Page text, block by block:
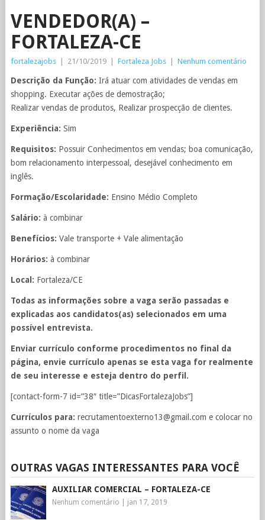
VENDEDOR(A) –
FORTALEZA-CE
fortalezajobs 21/10/2019 Fortaleza Jobs Nenhum comentário
Descrição da Função: Irá atuar com atividades de vendas em
shopping. Executar ações de demostração;
Realizar vendas de produtos, Realizar prospecção de clientes.
Experiência: Sim
Requisitos: Possuir Conhecimentos em vendas; boa comunicação,
bom relacionamento interpessoal, desejável conhecimento em
inglês.
Formação/Escolaridade: Ensino Médio Completo
Salário: à combinar
Benefícios: Vale transporte + Vale alimentação
Horários: à combinar
Local: Fortaleza/CE
Todas as informações sobre a vaga serão passadas e
explicadas aos candidatos(as) selecionados em uma
possível entrevista.
Enviar currículo conforme procedimentos no final da
página, envie currículo apenas se esta vaga for realmente
de seu interesse e esteja dentro do perfil.
[contact-form-7 id=”38″ title=”DicasFortalezaJobs”]
Currículos para: recrutamentoexterno13@gmail.com e colocar no
assunto o nome da vaga
OUTRAS VAGAS INTERESSANTES PARA VOCÊ
AUXILIAR COMERCIAL – FORTALEZA-CE
Nenhum comentário jan 17, 2019